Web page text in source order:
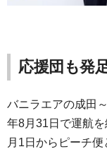
応援団も発
バニラエアの成田
年8月31日で運航
月1日からピーチ便